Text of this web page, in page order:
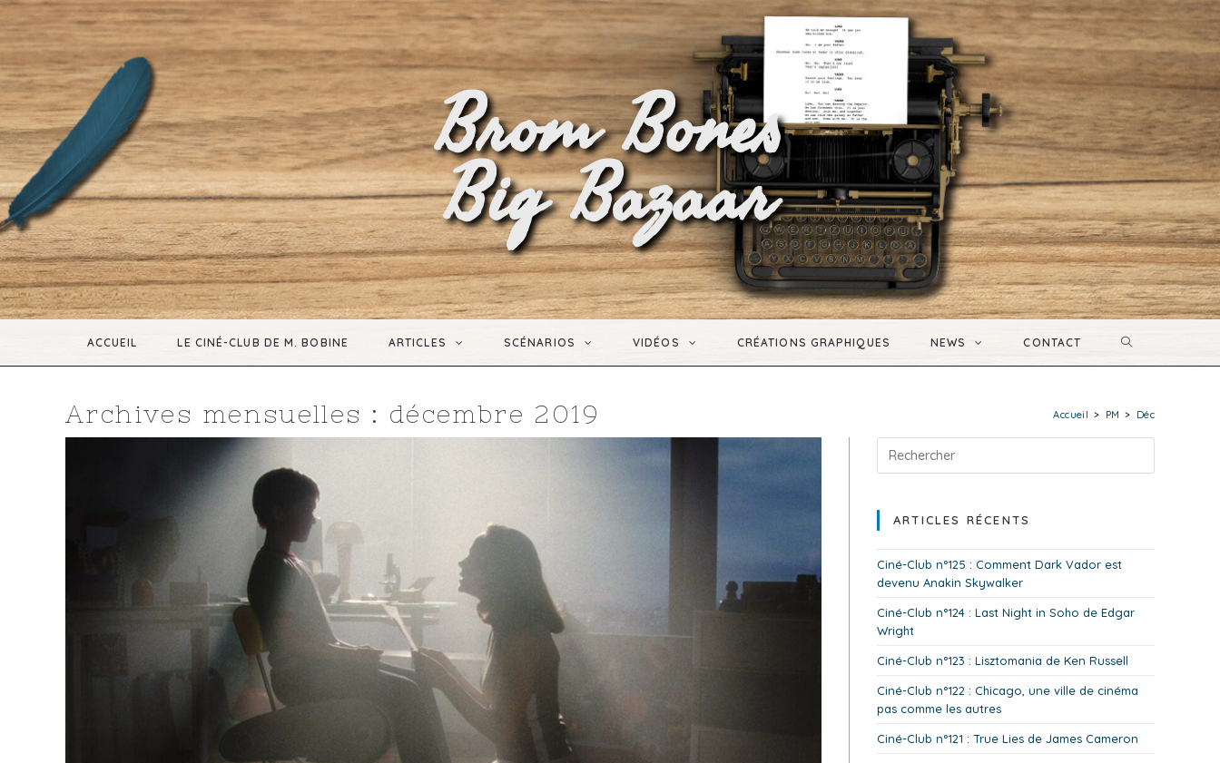
Brom Bones
Big Bazaar
ACCUEIL LE CINÉ-CLUB DE M. BOBINE ARTICLES SCÉNARIOS VIDÉOS CRÉATIONS GRAPHIQUES NEWS CONTACT
Archives mensuelles : décembre 2019 Accueil > PM > Déc
ARTICLES RÉCENTS
Ciné-Club n°125 : Comment Dark Vador est
devenu Anakin Skywalker
Ciné-Club n°124 : Last Night in Soho de Edgar
Wright
Ciné-Club n°123 : Lisztomania de Ken Russell
Ciné-Club n°122 : Chicago, une ville de cinéma
pas comme les autres
Ciné-Club n°121 : True Lies de James Cameron